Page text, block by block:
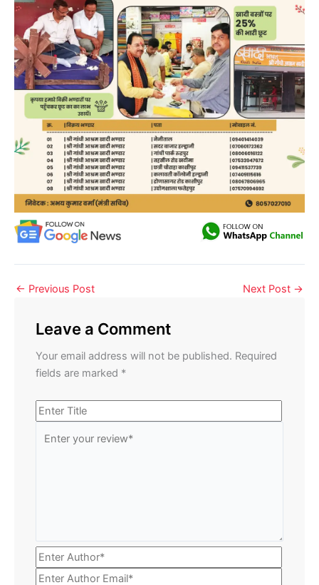
← Previous Post Next Post →
Leave a Comment
Your email address will not be published. Required
fields are marked *